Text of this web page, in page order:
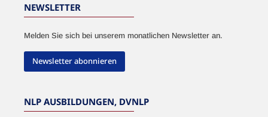
NEWSLETTER
Melden Sie sich bei unserem monatlichen Newsletter an.
Newsletter abonnieren
NLP AUSBILDUNGEN, DVNLP